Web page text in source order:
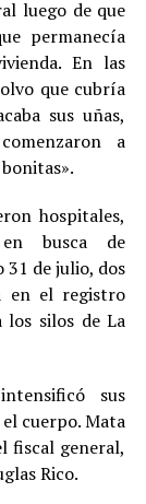
luego de que
permanecía
En las
que cubría
sus uñas,
a
hospitales,
busca de
31 de julio, dos
en el registro
los silos de La
sus
cuerpo. Mata
fiscal general,
Rico.